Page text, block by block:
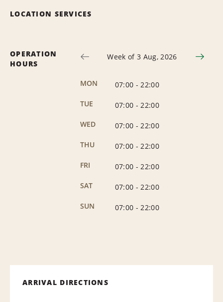
LOCATION SERVICES
OPERATION
HOURS
Week of 3 Aug, 2026
MON 07:00 - 22:00
TUE
07:00 - 22:00
WED
07:00 - 22:00
THU
07:00 - 22:00
FRI
07:00 - 22:00
SAT
07:00 - 22:00
SUN
07:00 - 22:00
ARRIVAL DIRECTIONS